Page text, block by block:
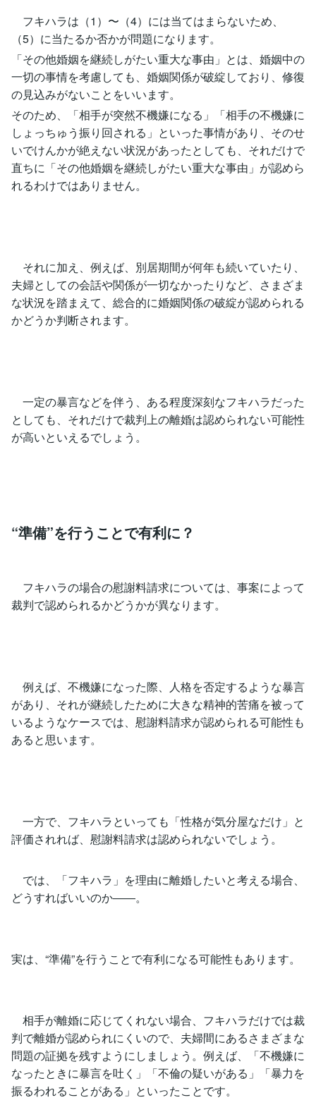
フキハラは（1）〜（4）には当てはまらないため、
（5）に当たるか否かが問題になります。
「その他婚姻を継続しがたい重大な事由」とは、婚姻中の
一切の事情を考慮しても、婚姻関係が破綻しており、修復
の見込みがないことをいいます。
そのため、「相手が突然不機嫌になる」「相手の不機嫌に
しょっちゅう振り回される」といった事情があり、そのせ
いでけんかが絶えない状況があったとしても、それだけで
直ちに「その他婚姻を継続しがたい重大な事由」が認めら
れるわけではありません。
それに加え、例えば、別居期間が何年も続いていたり、
夫婦としての会話や関係が一切なかったりなど、さまざま
な状況を踏まえて、総合的に婚姻関係の破綻が認められる
かどうか判断されます。
一定の暴言などを伴う、ある程度深刻なフキハラだった
としても、それだけで裁判上の離婚は認められない可能性
が高いといえるでしょう。
“準備”を行うことで有利に？
フキハラの場合の慰謝料請求については、事案によって
裁判で認められるかどうかが異なります。
例えば、不機嫌になった際、人格を否定するような暴言
があり、それが継続したために大きな精神的苦痛を被って
いるようなケースでは、慰謝料請求が認められる可能性も
あると思います。
一方で、フキハラといっても「性格が気分屋なだけ」と
評価されれば、慰謝料請求は認められないでしょう。
では、「フキハラ」を理由に離婚したいと考える場合、
どうすればいいのか――。
実は、“準備”を行うことで有利になる可能性もあります。
相手が離婚に応じてくれない場合、フキハラだけでは裁
判で離婚が認められにくいので、夫婦間にあるさまざまな
問題の証拠を残すようにしましょう。例えば、「不機嫌に
なったときに暴言を吐く」「不倫の疑いがある」「暴力を
振るわれることがある」といったことです。